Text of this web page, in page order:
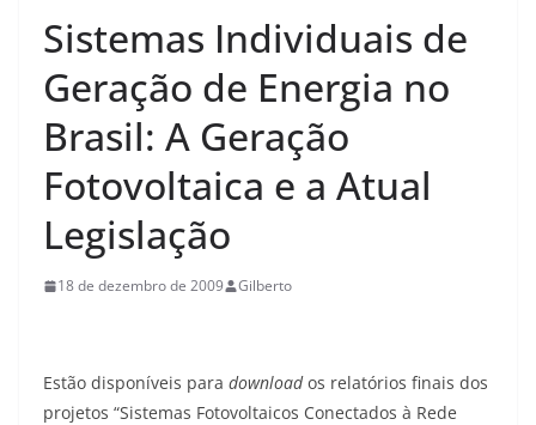
Sistemas Individuais de
Geração de Energia no
Brasil: A Geração
Fotovoltaica e a Atual
Legislação
18 de dezembro de 2009 Gilberto
Estão disponíveis para downloados relatórios finais dos
projetos “Sistemas Fotovoltaicos Conectados à Rede